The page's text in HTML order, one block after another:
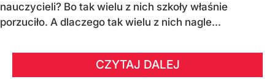
nauczycieli? Bo tak wielu z nich szkoły właśnie
porzuciło. A dlaczego tak wielu z nich nagle...
CZYTAJ DALEJ